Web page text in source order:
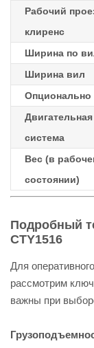
Рабочий
клиренс
Ширина по
Ширина вил
Опционально
Двигательная
система
Вес (в
состоянии)
Подробный
CTY1516
Для
рассмотрим
важны при